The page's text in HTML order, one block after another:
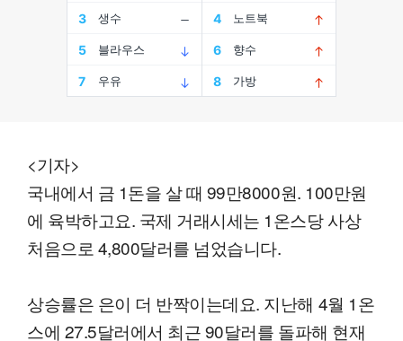
<기자>
국내에서 금 1돈을 살 때 99만8000원. 100만원
에 육박하고요. 국제 거래시세는 1온스당 사상
처음으로 4,800달러를 넘었습니다.
상승률은 은이 더 반짝이는데요. 지난해 4월 1온
스에 27.5달러에서 최근 90달러를 돌파해 현재